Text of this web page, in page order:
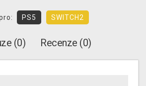
PS5 SWITCH2
(0) Recenze (0)